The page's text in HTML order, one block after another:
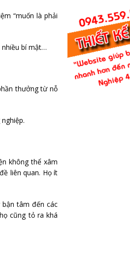
“muốn là phải
bí mật…
thưởng từ nỗ
không thể xâm
liên quan. Họ ít
bận tâm đến các
cũng tỏ ra khá